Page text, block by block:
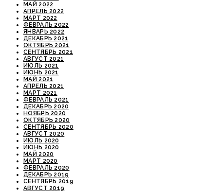
МАЙ 2022
АПРЕЛЬ 2022
МАРТ 2022
ФЕВРАЛЬ 2022
ЯНВАРЬ 2022
ДЕКАБРЬ 2021
ОКТЯБРЬ 2021
СЕНТЯБРЬ 2021
АВГУСТ 2021
ИЮЛЬ 2021
ИЮНЬ 2021
МАЙ 2021
АПРЕЛЬ 2021
МАРТ 2021
ФЕВРАЛЬ 2021
ДЕКАБРЬ 2020
НОЯБРЬ 2020
ОКТЯБРЬ 2020
СЕНТЯБРЬ 2020
АВГУСТ 2020
ИЮЛЬ 2020
ИЮНЬ 2020
МАЙ 2020
МАРТ 2020
ФЕВРАЛЬ 2020
ДЕКАБРЬ 2019
СЕНТЯБРЬ 2019
АВГУСТ 2019